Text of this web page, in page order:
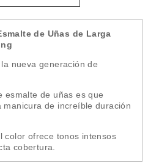
de Uñas de Larga
nueva generación de
esmalte de uñas es que
de increíble duración
color ofrece tonos intensos
cobertura.